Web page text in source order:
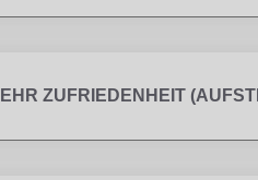
ZUFRIEDENHEIT